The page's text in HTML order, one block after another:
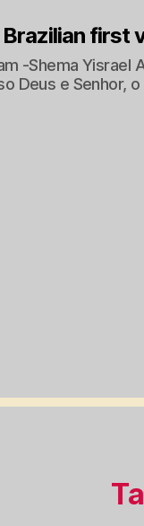
first
-Shema Yisrael
Deus e Senhor, o